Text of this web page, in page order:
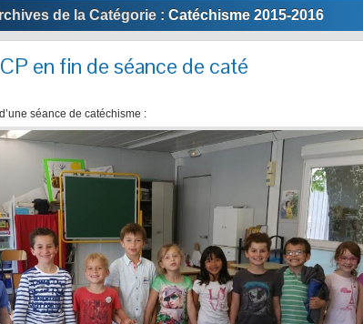
de la Catégorie : Catéchisme 2015-2016
en fin de séance de caté
séance de catéchisme :